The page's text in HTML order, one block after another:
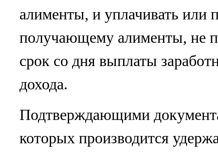
алименты, и уплачивать или
получающему алименты, не
срок со дня выплаты
дохода.
Подтверждающими
которых производится